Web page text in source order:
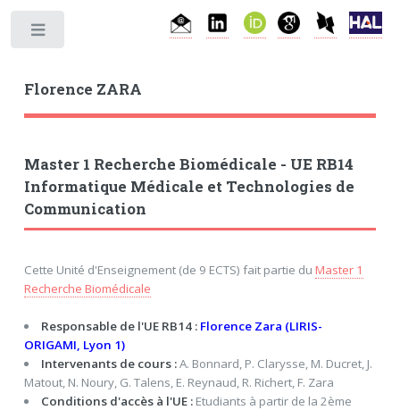
Florence ZARA
Master 1 Recherche Biomédicale - UE RB14
Informatique Médicale et Technologies de
Communication
Cette Unité d'Enseignement (de 9 ECTS) fait partie du Master 1
Recherche Biomédicale
Responsable de l'UE RB14 : Florence Zara (LIRIS-
ORIGAMI, Lyon 1)
Intervenants de cours :A. Bonnard, P. Clarysse, M. Ducret, J.
Matout, N. Noury, G. Talens, E. Reynaud, R. Richert, F. Zara
Conditions d'accès à l'UE :Etudiants à partir de la 2ème